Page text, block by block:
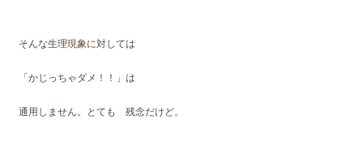
そんな生理現象に対しては
「かじっちゃダメ！！」は
通用しません。とても 残念だけど。